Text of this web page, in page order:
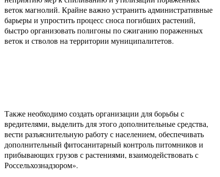
веток магнолий. Крайне важно устранить административные
барьеры и упростить процесс сноса погибших растений,
быстро организовать полигоны по сжиганию пораженных
веток и стволов на территории муниципалитетов.
Также необходимо создать организации для борьбы с
вредителями, выделить для этого дополнительные средства,
вести разъяснительную работу с населением, обеспечивать
дополнительный фитосанитарный контроль питомников и
прибывающих грузов с растениями, взаимодействовать с
Россельхознадзором».